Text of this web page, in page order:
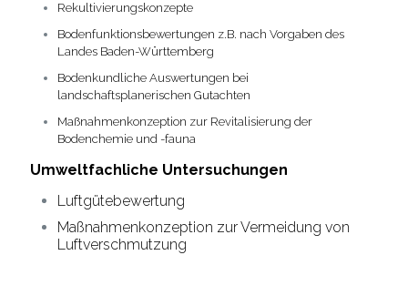
Rekultivierungskonzepte
Bodenfunktionsbewertungen z.B. nach Vorgaben des
Landes Baden-Württemberg
Bodenkundliche Auswertungen bei
landschaftsplanerischen Gutachten
Maßnahmenkonzeption zur Revitalisierung der
Bodenchemie und -fauna
Umweltfachliche Untersuchungen
Luftgütebewertung
Maßnahmenkonzeption zur Vermeidung von
Luftverschmutzung